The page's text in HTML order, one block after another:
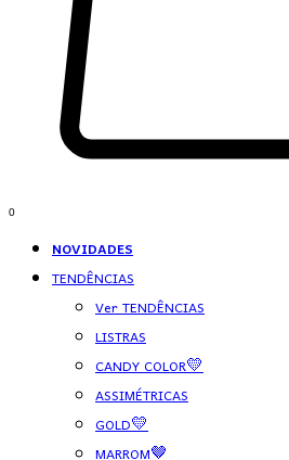
0
NOVIDADES
TENDÊNCIAS
Ver TENDÊNCIAS
LISTRAS
CANDY COLOR💛
ASSIMÉTRICAS
GOLD💛